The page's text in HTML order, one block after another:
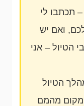
תכתבו לי
ואם יש
הטיול – אני
הטיול
מקום מהמם